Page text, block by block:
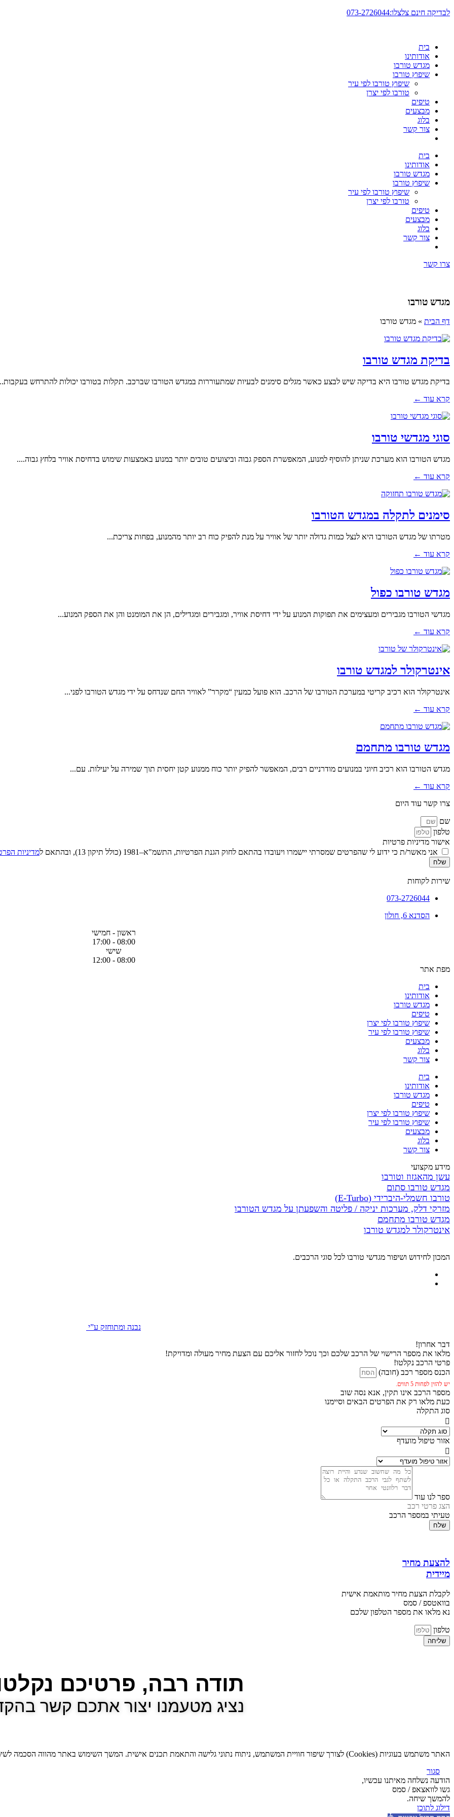
דלג
לבדיקה חינם צלצלו:073-2726044
בית
אודותינו
מגדש טורבו
שיפוץ טורבו
שיפוץ טורבו לפי עיר
טורבו לפי יצרן
טיפים
מבצעים
בלוג
צור קשר
בית
אודותינו
מגדש טורבו
שיפוץ טורבו
שיפוץ טורבו לפי עיר
טורבו לפי יצרן
טיפים
מבצעים
בלוג
צור קשר
צרו קשר
מגדש טורבו
דף הבית » מגדש טורבו
בדיקת מגדש טורבו
בדיקת מגדש טורבו היא בדיקה שיש לבצע כאשר מגלים סימנים לבעיות שמתעוררות במגדש הטורבו שברכב. תקלות בטורבו יכולות להתרחש
קרא עוד ←
סוגי מגדשי טורבו
מגדש הטורבו הוא מערכת שניתן להוסיף למנוע, המאפשרת הספק גבוה וביצועים טובים יותר במנוע באמצעות שימוש בדחיסת אוויר בלחץ גבוה....
קרא עוד ←
סימנים לתקלה במגדש הטורבו
מטרתו של מגדש הטורבו היא לנצל כמות גדולה יותר של אוויר על מנת להפיק כוח רב יותר מהמנוע, בפחות צריכת...
קרא עוד ←
מגדש טורבו כפול
מגדשי הטורבו מגבירים ומעצימים את תפוקות המנוע על ידי דחיסת אוויר, ומגבירים ומגדילים, הן את המומנט והן את הספק המנוע...
קרא עוד ←
אינטרקולר למגדש טורבו
אינטרקולר הוא רכיב קריטי במערכת הטורבו של הרכב. הוא פועל כמעין “מקרר” לאוויר החם שנדחס על ידי מגדש הטורבו לפני...
קרא עוד ←
מגדש טורבו מתחמם
מגדש הטורבו הוא רכיב חיוני במנועים מודרניים רבים, המאפשר להפיק יותר כוח ממנוע קטן יחסית תוך שמירה על יעילות. עם...
קרא עוד ←
צרו קשר עוד היום
שם
טלפון
אישור מדיניות פרטיות
אני מאשר/ת כי ידוע לי שהפרטים שמסרתי יישמרו ויעובדו בהתאם לחוק הגנת הפרטיות, התשמ"א–1981 (כולל תיקון 13), ובהתאם ל
מדיניות
שלח
שירות לקוחות
073-2726044
הסדנא 6, חולון
ראשון - חמישי
08:00 - 17:00
שישי
08:00 - 12:00
מפת אתר
בית
אודותינו
מגדש טורבו
טיפים
שיפוץ טורבו לפי יצרן
שיפוץ טורבו לפי עיר
מבצעים
בלוג
צור קשר
בית
אודותינו
מגדש טורבו
טיפים
שיפוץ טורבו לפי יצרן
שיפוץ טורבו לפי עיר
מבצעים
בלוג
צור קשר
מידע מקצועי
עשן מהאגזוז וטורבו
מגדש טורבו סתום
טורבו חשמלי-היברידי (E-Turbo)
מזרקי דלק, מערכות יניקה / פליטה והשפעתן על מגדש הטורבו
מגדש טורבו מתחמם
אינטרקולר למגדש טורבו
המכון לחידוש ושיפור מגדשי טורבו לכל סוגי הרכבים.
נבנה ומתוחזק ע”י
דבר אחרון!
מלאו את מספר הרישוי של הרכב שלכם וכך נוכל לחזור אליכם עם הצעת מחיר מעולה ומדויקת!
פרטי הרכב נקלטו!
הכנס מספר רכב (חובה)
יש להזין לפחות 5 תווים.
מספר הרכב אינו תקין, אנא נסה שוב
כעת מלאו רק את הפרטים הבאים וסיימנו
סוג התקלה
אזור טיפול מועדף
ספר לנו עוד
הצג פרטי רכב
טעיתי במספר הרכב
שלח
להצעת מחיר
מיידית
לקבלת הצעת מחיר מותאמת אישית
בוואטספ / סמס
נא מלאו את מספר הטלפון שלכם
טלפון
שליחה
תודה רבה, פרטיכם
נציג מטעמנו יצור אתכם קשר
האתר משתמש בעוגיות (Cookies) לצורך שיפור חוויית המשתמש, ניתוח נתוני גלישה והתאמת תכנים אישית. המשך השימוש באתר מהווה הסכמה לשימוש בעוגיות בהתאם ל
סגור
הודעה נשלחה מאיתנו עכשיו,
גשו לוואצאפ / סמס
להמשך שיחה.
דילוג לתוכן